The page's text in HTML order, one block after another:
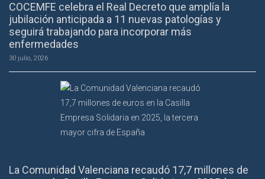
COCEMFE celebra el Real Decreto que amplía la
jubilación anticipada a 11 nuevas patologías y
seguirá trabajando para incorporar más
enfermedades
30 julio, 2026
La Comunidad Valenciana recaudó 17,7 millones de